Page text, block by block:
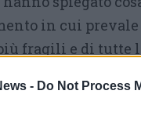
- Do Not Process
in cui
fragili e di tutte
non solo e che
è intervenuto